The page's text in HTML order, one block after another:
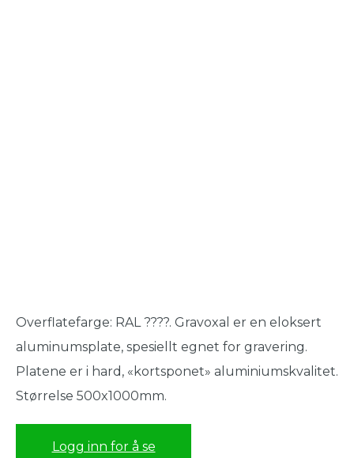
Overflatefarge: RAL ????. Gravoxal er en eloksert
aluminumsplate, spesiellt egnet for gravering.
Platene er i hard, «kortsponet» aluminiumskvalitet.
Størrelse 500x1000mm.
Logg inn for å se